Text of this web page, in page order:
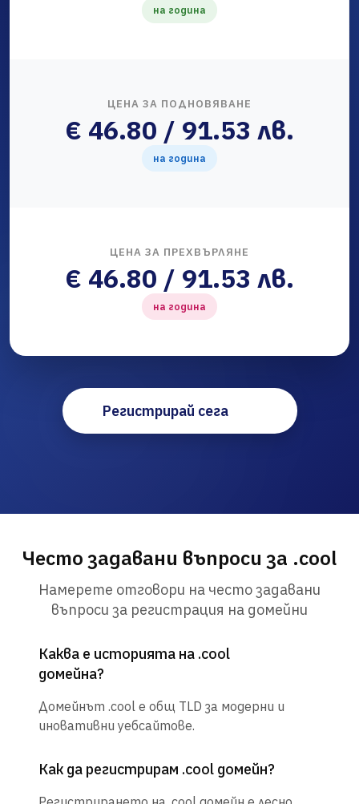
на година
ЦЕНА ЗА ПОДНОВЯВАНЕ
€ 46.80 / 91.53 лв.
на година
ЦЕНА ЗА ПРЕХВЪРЛЯНЕ
€ 46.80 / 91.53 лв.
на година
Регистрирай сега
Често задавани въпроси за .cool
Намерете отговори на често задавани
въпроси за регистрация на домейни
Каква е историята на .cool
домейна?
Домейнът .cool е общ TLD за модерни и
иновативни уебсайтове.
Как да регистрирам .cool домейн?